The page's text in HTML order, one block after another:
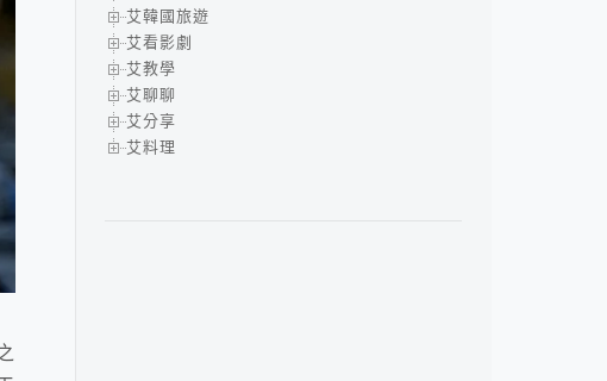
艾韓國旅遊
艾看影劇
艾教學
艾聊聊
艾分享
艾料理